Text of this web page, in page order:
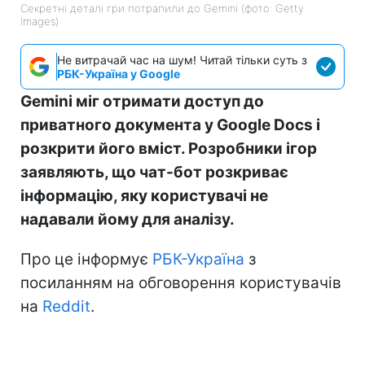
Секретні деталі гри потрапили до Gemini (фото: Getty
Images)
Не витрачай час на шум! Читай тільки суть з
РБК-Україна у Google
Gemini міг отримати доступ до
приватного документа у Google Docs і
розкрити його вміст. Розробники ігор
заявляють, що чат-бот розкриває
інформацію, яку користувачі не
надавали йому для аналізу.
Про це інформує РБК-Україна з
посиланням на обговорення користувачів
на Reddit.